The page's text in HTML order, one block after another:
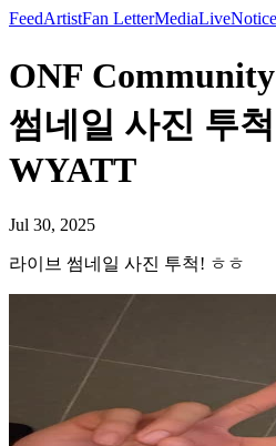
FeedArtistFan LetterMediaLiveNotice
ONF
썸네일 사진 투
WYATT
Jul 30, 2025
라이브 썸네일 사진 투척! ㅎㅎ